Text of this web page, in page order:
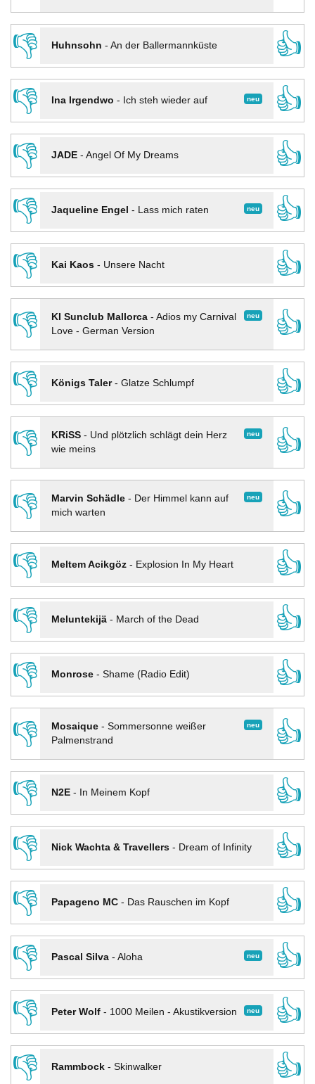
👎
Huhnsohn - An der Ballermannküste
👍
👎
neu
Ina Irgendwo - Ich steh wieder auf
👍
👎
JADE- Angel Of My Dreams
👍
👎
neu
Jaqueline Engel - Lass mich raten
👍
👎
Kai Kaos- Unsere Nacht
👍
👎
neu
KI Sunclub Mallorca- Adios my Carnival
Love - German Version
👍
👎
Königs Taler- Glatze Schlumpf
👍
👎
neu
KRiSS- Und plötzlich schlägt dein Herz
wie meins
👍
👎 neu
Marvin Schädle- Der Himmel kann auf
mich warten
👍
👎
Meltem Acikgöz- Explosion In My Heart
👍
👎
Meluntekijä- March of the Dead
👍
👎
Monrose- Shame (Radio Edit)
👍
👎
neu
Mosaique- Sommersonne weißer
Palmenstrand
👍
👎
N2E- In Meinem Kopf
👍
👎
Nick Wachta & Travellers- Dream of Infinity
👍
👎
Papageno MC- Das Rauschen im Kopf
👍
👎
neu
Pascal Silva- Aloha
👍
👎
neu
Peter Wolf- 1000 Meilen - Akustikversion
👍
👎
Rammbock- Skinwalker
👍